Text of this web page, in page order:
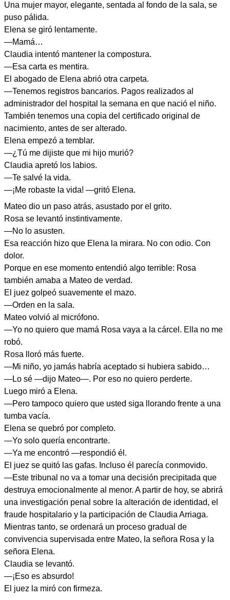
Una mujer mayor, elegante, sentada al fondo de la sala, se
puso pálida.
Elena se giró lentamente.
—Mamá…
Claudia intentó mantener la compostura.
—Esa carta es mentira.
El abogado de Elena abrió otra carpeta.
—Tenemos registros bancarios. Pagos realizados al
administrador del hospital la semana en que nació el niño.
También tenemos una copia del certificado original de
nacimiento, antes de ser alterado.
Elena empezó a temblar.
—¿Tú me dijiste que mi hijo murió?
Claudia apretó los labios.
—Te salvé la vida.
—¡Me robaste la vida! —gritó Elena.
Mateo dio un paso atrás, asustado por el grito.
Rosa se levantó instintivamente.
—No lo asusten.
Esa reacción hizo que Elena la mirara. No con odio. Con
dolor.
Porque en ese momento entendió algo terrible: Rosa
también amaba a Mateo de verdad.
El juez golpeó suavemente el mazo.
—Orden en la sala.
Mateo volvió al micrófono.
—Yo no quiero que mamá Rosa vaya a la cárcel. Ella no me
robó.
Rosa lloró más fuerte.
—Mi niño, yo jamás habría aceptado si hubiera sabido…
—Lo sé —dijo Mateo—. Por eso no quiero perderte.
Luego miró a Elena.
—Pero tampoco quiero que usted siga llorando frente a una
tumba vacía.
Elena se quebró por completo.
—Yo solo quería encontrarte.
—Ya me encontró —respondió él.
El juez se quitó las gafas. Incluso él parecía conmovido.
—Este tribunal no va a tomar una decisión precipitada que
destruya emocionalmente al menor. A partir de hoy, se abrirá
una investigación penal sobre la alteración de identidad, el
fraude hospitalario y la participación de Claudia Arriaga.
Mientras tanto, se ordenará un proceso gradual de
convivencia supervisada entre Mateo, la señora Rosa y la
señora Elena.
Claudia se levantó.
—¡Eso es absurdo!
El juez la miró con firmeza.